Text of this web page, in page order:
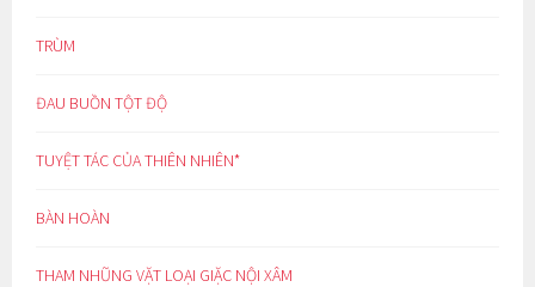
TRÙM
ĐAU BUỒN TỘT ĐỘ
TUYỆT TÁC CỦA THIÊN NHIÊN*
BÀN HOÀN
THAM NHŨNG VẶT LOẠI GIẶC NỘI XÂM